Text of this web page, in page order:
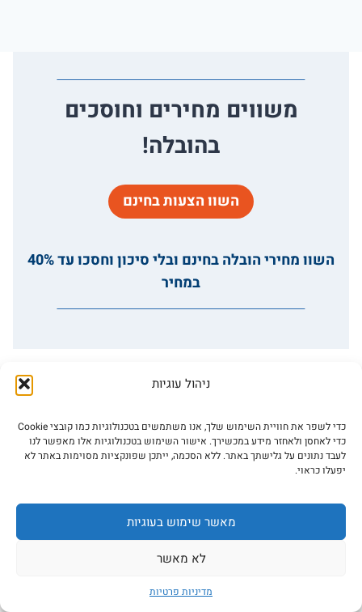
ניהול עוגיות
כדי לשפר את חוויית השימוש שלך, אנו משתמשים בטכנולוגיות כמו קובצי Cookie
כדי לאחסן ולאחזר מידע במכשירך. אישור השימוש בטכנולוגיות אלו מאפשר לנו
לעבד נתונים על גלישתך באתר. ללא הסכמה, ייתכן שפונקציות מסוימות באתר לא
יפעלו כראוי.
מאשר שימוש בעוגיות
לא מאשר
מדיניות פרטיות
משווים מחירים וחוסכים
בהובלה!
השוו הצעות בחינם
השוו מחירי הובלה בחינם ובלי סיכון וחסכו עד 40%
במחיר
ASK5 השוואת מחירי הובלה
טלפון: 053-9426438
יצירת קשר
כתובת: תל חי ראשון לציון 7527761. ניתו להשוות
שירותי